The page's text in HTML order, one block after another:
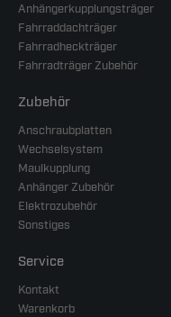
Anhängerkupplungsträger
Fahrraddachträger
Fahrradheckträger
Fahrradträger Zubehör
Zubehör
Anschraubplatten
Wechselsystem
Maulkupplung
Anhänger Zubehör
Elektrozubehör
Sonstiges
Service
Kontakt
Warenkorb